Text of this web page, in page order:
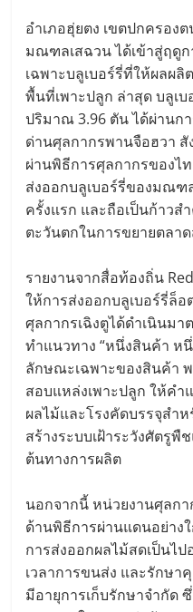
อำเภอฮุ่ยตง เขตปกครอง
มณฑลเสฉวน ได้เข้าสู่ฤดูก
เฉพาะบลูเบอร์รี่ที่ให้ผลผ
พื้นที่เพาะปลูก ล่าสุด บลูเ
ปริมาณ 3.96 ตัน ได้ผ่านก
ด่านศุลกากรพานจือฮวา สั
ผ่านพิธีการศุลกากรของไ
ส่งออกบลูเบอร์รี่ของมณฑ
ครั้งแรก และถือเป็นก้าว
ตะวันตกในการขยายตลา
รายงานจากสื่อท้องถิ่น
ให้การส่งออกบลูเบอร์รี่ล็
ศุลกากรเฉิงตูได้ดำเนินม
ทำแนวทาง “หนึ่งสินค้า ห
ลักษณะเฉพาะของสินค้า
สอบแหล่งเพาะปลูก ให้ค
ผลไม้และโรงคัดบรรจุสำ
สร้างระบบเฝ้าระวังศัตรู
ต้นทางการผลิต
นอกจากนี้ หน่วยงานศุลก
ด้านพิธีการผ่านแดนอย่าง
การส่งออกผลไม้สดเป็นไ
เวลาการขนส่ง และรักษ
มีอายุการเก็บรักษาจำกัด